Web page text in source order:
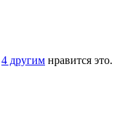
4 другим нравится это.